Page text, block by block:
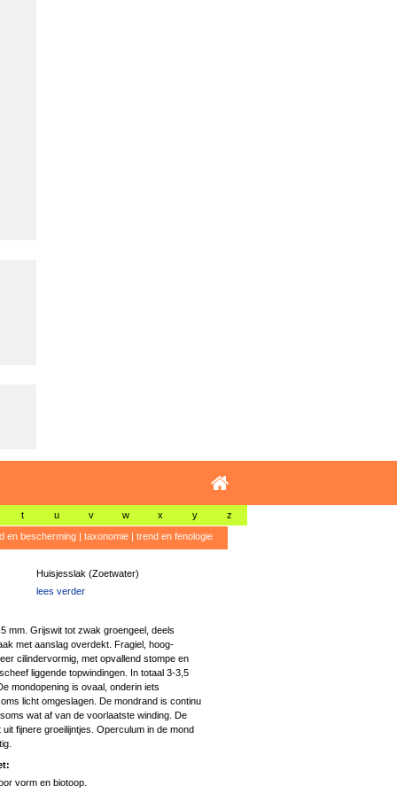
t u v w x y z
en bescherming| taxonomie| trend en fenologie
Huisjesslak (Zoetwater)
lees verder
mm. Grijswit tot zwak groengeel, deels
met aanslag overdekt. Fragiel, hoog-
cilindervormig, met opvallend stompe en
liggende topwindingen. In totaal 3-3,5
mondopening is ovaal, onderin iets
licht omgeslagen. De mondrand is continu
wat af van de voorlaatste winding. De
fijnere groeilijntjes. Operculum in de mond
vorm en biotoop.